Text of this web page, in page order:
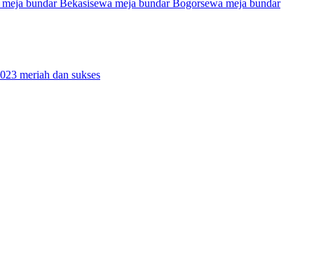
meja bundar Bekasisewa meja bundar Bogorsewa meja bundar
meriah dan sukses